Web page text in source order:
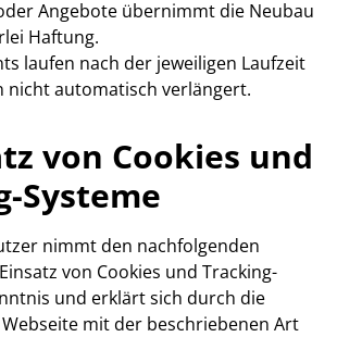
Angebote übernimmt die Neubau
Haftung.
laufen nach der jeweiligen Laufzeit
nicht automatisch verlängert.
von Cookies und
Systeme
nimmt den nachfolgenden
von Cookies und Tracking-
und erklärt sich durch die
mit der beschriebenen Art